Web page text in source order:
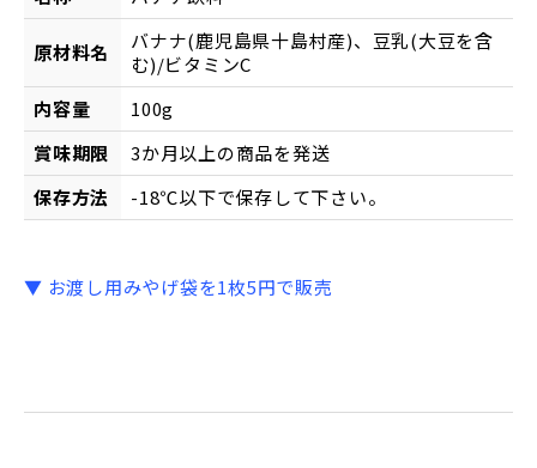
原材料名
バナナ(鹿児島県十島村産)、豆乳(大豆を含
む)/ビタミンC
内容量
100g
賞味期限
3か月以上の商品を発送
保存方法
-18℃以下で保存して下さい。
▼ お渡し用みやげ袋を1枚5円で販売